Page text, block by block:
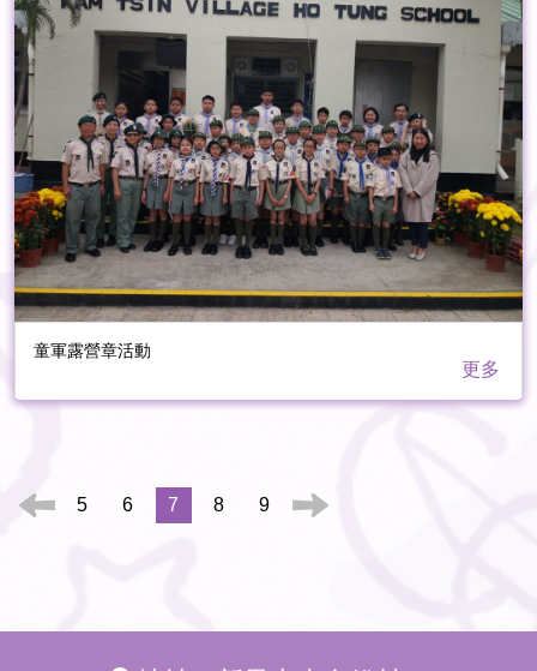
童軍露營章活動
更多
5 6 7 8 9